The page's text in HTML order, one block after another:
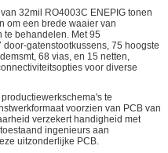
32mil RO4003C ENEPIG tonen
om een brede waaier van
te behandelen. Met 95
gatenstootkussens, 75 hoogste
68 vias, en 15 netten,
voor diverse
te
voorzien van PCB van
verzekert handigheid met
ingenieurs aan
uitzonderlijke PCB.